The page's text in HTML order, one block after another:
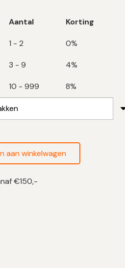
Aantal Korting
1 - 2 0%
3 - 9 4%
10 - 999 8%
aan winkelwagen
€150,-